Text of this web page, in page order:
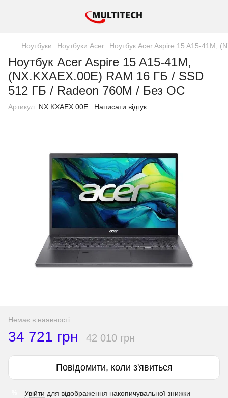
Ноутбуки Ноутбуки Acer Ноутбук Acer Aspire 15 A15-41M,
Ноутбук Acer Aspire 15 A15-41M,
(NX.KXAEX.00E) RAM 16 ГБ / SSD
512 ГБ / Radeon 760M / Без ОС
Артикул: NX.KXAEX.00E Написати відгук
Немає в наявності
34 721 грн 42 010 грн
Повідомити, коли з'явиться
Увійти для відображення накопичувальної знижки